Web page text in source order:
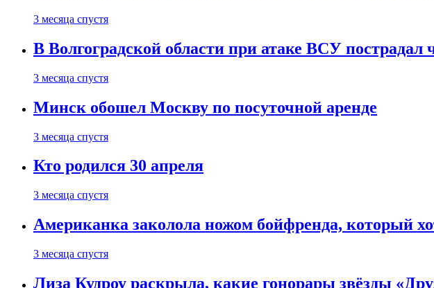
3 месяца спустя
В Волгоградской области при атаке ВСУ пострадал
3 месяца спустя
Минск обошел Москву по посуточной аренде
3 месяца спустя
Кто родился 30 апреля
3 месяца спустя
Американка заколола ножом бойфренда, который
3 месяца спустя
Лиза Кудроу раскрыла, какие гонорары звёзды